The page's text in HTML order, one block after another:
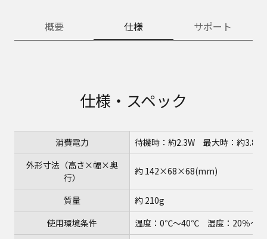
概要 仕様 サポート
仕様・スペック
消費電力
待機時：約2.3W 最大時：約3.8W
外形寸法（高さ×幅×奥
行）
約 142×68×68(mm)
質量
約 210g
使用環境条件
温度：0℃～40℃ 湿度：20％～80